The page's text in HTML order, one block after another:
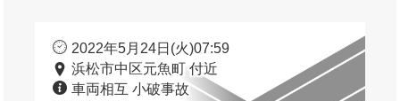
2022年5月24日(火)07:59
浜松市中区元魚町 付近
車両相互 小破事故